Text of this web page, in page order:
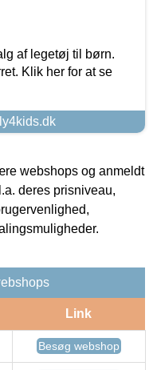
af legetøj til børn.
Klik her for at se
webshops og anmeldt
deres prisniveau,
Link
Besøg webshop